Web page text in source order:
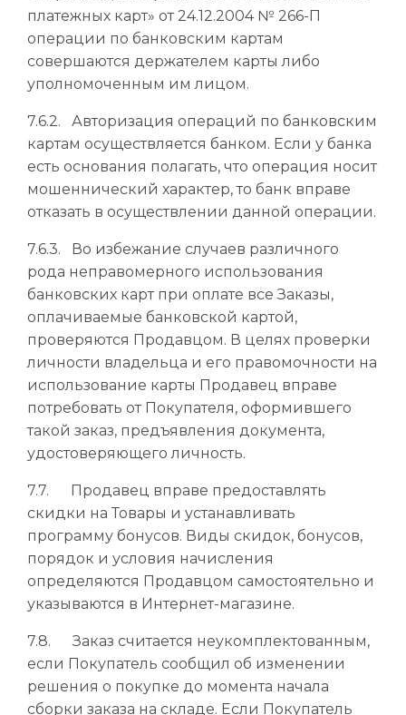
платежных карт» от 24.12.2004 № 266-П
операции по банковским картам
совершаются держателем карты либо
уполномоченным им лицом.
7.6.2. Авторизация операций по банковским
картам осуществляется банком. Если у банка
есть основания полагать, что операция носит
мошеннический характер, то банк вправе
отказать в осуществлении данной операции.
7.6.3. Во избежание случаев различного
рода неправомерного использования
банковских карт при оплате все Заказы,
оплачиваемые банковской картой,
проверяются Продавцом. В целях проверки
личности владельца и его правомочности на
использование карты Продавец вправе
потребовать от Покупателя, оформившего
такой заказ, предъявления документа,
удостоверяющего личность.
7.7. Продавец вправе предоставлять
скидки на Товары и устанавливать
программу бонусов. Виды скидок, бонусов,
порядок и условия начисления
определяются Продавцом самостоятельно и
указываются в Интернет-магазине.
7.8. Заказ считается неукомплектованным,
если Покупатель сообщил об изменении
решения о покупке до момента начала
сборки заказа на складе. Если Покупатель